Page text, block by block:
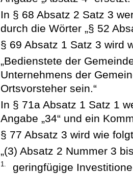
In § 68 Absatz 2 Satz 3
durch die Wörter „§ 52
§ 69 Absatz 1 Satz 3 wird
„Bedienstete der
Unternehmens der
Ortsvorsteher sein.“
In § 71a Absatz 1 Satz 1
Angabe „34“ und ein
§ 77 Absatz 3 wird wie
„(3) Absatz 2 Nummer 3
1.
geringfügige